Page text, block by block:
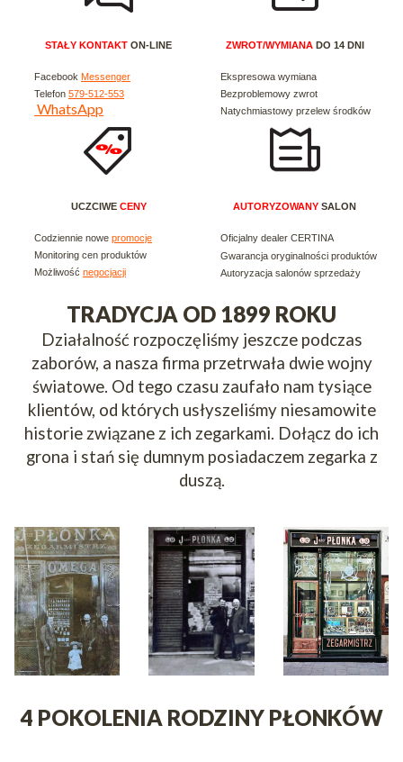
STAŁY KONTAKT ON-LINE
Facebook Messenger
Telefon 579-512-553
WhatsApp
ZWROT/WYMIANADO 14 DNI
Ekspresowa wymiana
Bezproblemowy zwrot
Natychmiastowy przelew środków
UCZCIWE CENY
Codziennie nowe promocje
Monitoring cen produktów
Możliwość negocjacji
AUTORYZOWANY SALON
Oficjalny dealer CERTINA
Gwarancja oryginalności produktów
Autoryzacja salonów sprzedaży
TRADYCJA OD 1899 ROKU
Działalność rozpoczęliśmy jeszcze podczas
zaborów, a nasza firma przetrwała dwie wojny
światowe. Od tego czasu zaufało nam tysiące
klientów, od których usłyszeliśmy niesamowite
historie związane z ich zegarkami. Dołącz do ich
grona i stań się dumnym posiadaczem zegarka z
duszą.
4 POKOLENIA RODZINY PŁONKÓW